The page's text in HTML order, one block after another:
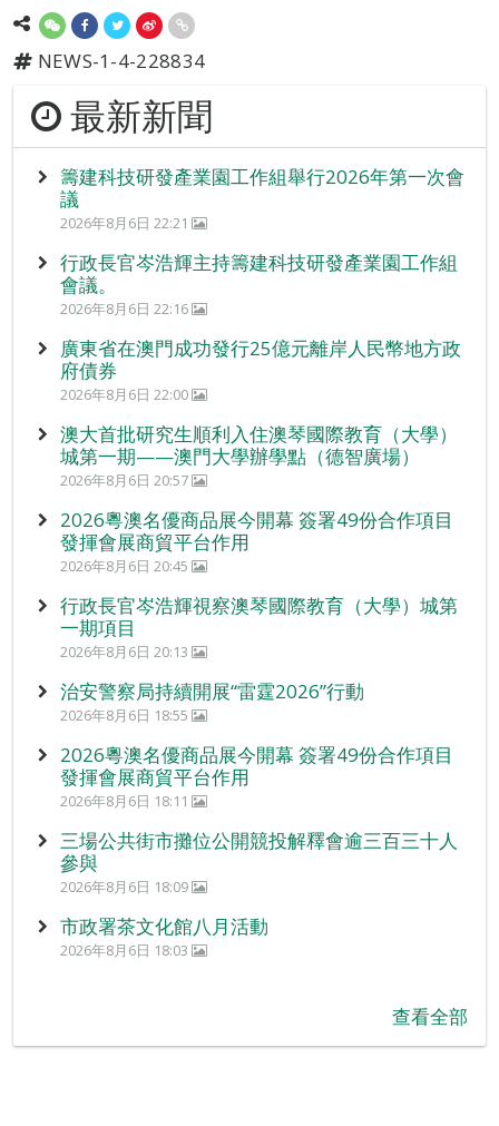
NEWS-1-4-228834
最新新聞
籌建科技研發產業園工作組舉行2026年第一次會
議
2026年8月6日 22:21
行政長官岑浩輝主持籌建科技研發產業園工作組
會議。
2026年8月6日 22:16
廣東省在澳門成功發行25億元離岸人民幣地方政
府債券
2026年8月6日 22:00
澳大首批研究生順利入住澳琴國際教育（大學）
城第一期——澳門大學辦學點（德智廣場）
2026年8月6日 20:57
2026粵澳名優商品展今開幕 簽署49份合作項目
發揮會展商貿平台作用
2026年8月6日 20:45
行政長官岑浩輝視察澳琴國際教育（大學）城第
一期項目
2026年8月6日 20:13
治安警察局持續開展“雷霆2026”行動
2026年8月6日 18:55
2026粵澳名優商品展今開幕 簽署49份合作項目
發揮會展商貿平台作用
2026年8月6日 18:11
三場公共街市攤位公開競投解釋會逾三百三十人
參與
2026年8月6日 18:09
市政署茶文化館八月活動
2026年8月6日 18:03
查看全部